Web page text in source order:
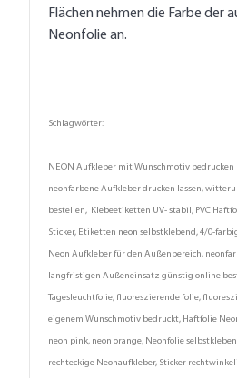
Flächen nehmen die Farbe der
Neonfolie an.
Schlagwörter:
NEON Aufkleber mit Wunschmotiv bedrucken
neonfarbene Aufkleber drucken lassen,
bestellen, Klebeetiketten UV- stabil, PVC
Sticker, Etiketten neon selbstklebend, 4/0-
Neon Aufkleber für den Außenbereich,
langfristigen Außeneinsatz günstig online
Tagesleuchtfolie, fluoreszierende folie,
eigenem Wunschmotiv bedruckt, Haftfolie
neon pink, neon orange, Neonfolie
rechteckige Neonaufkleber, Sticker